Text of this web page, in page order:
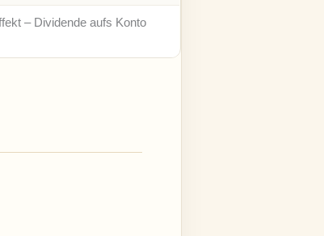
– Dividende aufs Konto